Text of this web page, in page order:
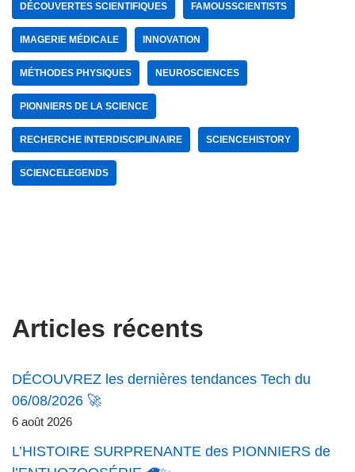
DÉCOUVERTES SCIENTIFIQUES FAMOUSSCIENTISTS
IMAGERIE MÉDICALE INNOVATION
MÉTHODES PHYSIQUES NEUROSCIENCES
PIONNIERS DE LA SCIENCE
RECHERCHE INTERDISCIPLINAIRE SCIENCEHISTORY
SCIENCELEGENDS
Articles récents
DÉCOUVREZ les dernières tendances Tech du
06/08/2026 🚀
6 août 2026
L’HISTOIRE SURPRENANTE des PIONNIERS de